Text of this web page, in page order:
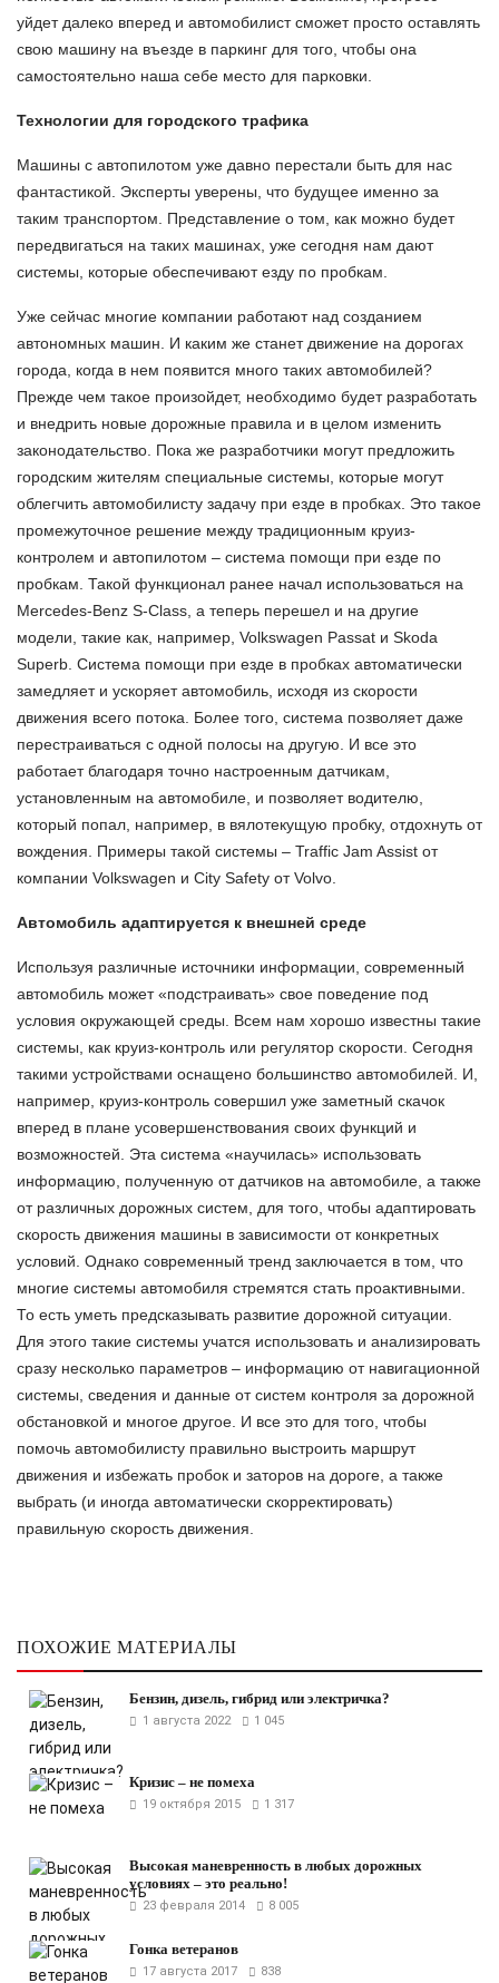
уйдет далеко вперед и автомобилист сможет просто оставлять
свою машину на въезде в паркинг для того, чтобы она
самостоятельно наша себе место для парковки.
Технологии для городского трафика
Машины с автопилотом уже давно перестали быть для нас
фантастикой. Эксперты уверены, что будущее именно за
таким транспортом. Представление о том, как можно будет
передвигаться на таких машинах, уже сегодня нам дают
системы, которые обеспечивают езду по пробкам.
Уже сейчас многие компании работают над созданием
автономных машин. И каким же станет движение на дорогах
города, когда в нем появится много таких автомобилей?
Прежде чем такое произойдет, необходимо будет разработать
и внедрить новые дорожные правила и в целом изменить
законодательство. Пока же разработчики могут предложить
городским жителям специальные системы, которые могут
облегчить автомобилисту задачу при езде в пробках. Это такое
промежуточное решение между традиционным круиз-
контролем и автопилотом – система помощи при езде по
пробкам. Такой функционал ранее начал использоваться на
Mercedes-Benz S-Class, а теперь перешел и на другие
модели, такие как, например, Volkswagen Passat и Skoda
Superb. Система помощи при езде в пробках автоматически
замедляет и ускоряет автомобиль, исходя из скорости
движения всего потока. Более того, система позволяет даже
перестраиваться с одной полосы на другую. И все это
работает благодаря точно настроенным датчикам,
установленным на автомобиле, и позволяет водителю,
который попал, например, в вялотекущую пробку, отдохнуть от
вождения. Примеры такой системы – Traffic Jam Assist от
компании Volkswagen и City Safety от Volvo.
Автомобиль адаптируется к внешней среде
Используя различные источники информации, современный
автомобиль может «подстраивать» свое поведение под
условия окружающей среды. Всем нам хорошо известны такие
системы, как круиз-контроль или регулятор скорости. Сегодня
такими устройствами оснащено большинство автомобилей. И,
например, круиз-контроль совершил уже заметный скачок
вперед в плане усовершенствования своих функций и
возможностей. Эта система «научилась» использовать
информацию, полученную от датчиков на автомобиле, а также
от различных дорожных систем, для того, чтобы адаптировать
скорость движения машины в зависимости от конкретных
условий. Однако современный тренд заключается в том, что
многие системы автомобиля стремятся стать проактивными.
То есть уметь предсказывать развитие дорожной ситуации.
Для этого такие системы учатся использовать и анализировать
сразу несколько параметров – информацию от навигационной
системы, сведения и данные от систем контроля за дорожной
обстановкой и многое другое. И все это для того, чтобы
помочь автомобилисту правильно выстроить маршрут
движения и избежать пробок и заторов на дороге, а также
выбрать (и иногда автоматически скорректировать)
правильную скорость движения.
ПОХОЖИЕ МАТЕРИАЛЫ
Бензин, дизель, гибрид или электричка?
1 августа 2022 1 045
Кризис – не помеха
19 октября 2015 1 317
Высокая маневренность в любых дорожных
условиях – это реально!
23 февраля 2014 8 005
Гонка ветеранов
17 августа 2017 838